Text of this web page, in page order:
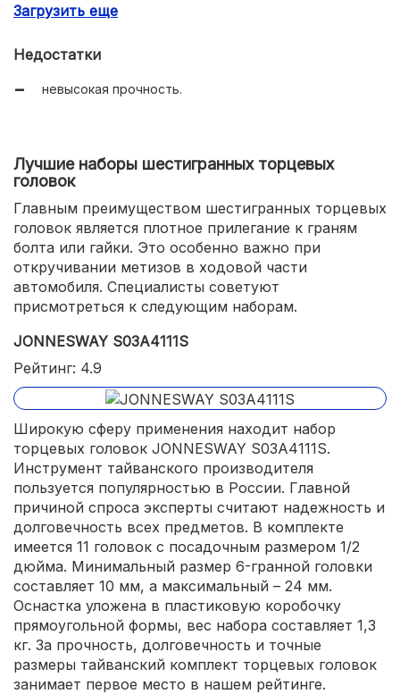
компактность.
Загрузить еще
Недостатки
невысокая прочность.
Лучшие наборы шестигранных торцевых
головок
Главным преимуществом шестигранных торцевых
головок является плотное прилегание к граням
болта или гайки. Это особенно важно при
откручивании метизов в ходовой части
автомобиля. Специалисты советуют
присмотреться к следующим наборам.
JONNESWAY S03A4111S
Рейтинг: 4.9
Широкую сферу применения находит набор
торцевых головок JONNESWAY S03A4111S.
Инструмент тайванского производителя
пользуется популярностью в России. Главной
причиной спроса эксперты считают надежность и
долговечность всех предметов. В комплекте
имеется 11 головок с посадочным размером 1/2
дюйма. Минимальный размер 6-гранной головки
составляет 10 мм, а максимальный – 24 мм.
Оснастка уложена в пластиковую коробочку
прямоугольной формы, вес набора составляет 1,3
кг. За прочность, долговечность и точные
размеры тайванский комплект торцевых головок
занимает первое место в нашем рейтинге.